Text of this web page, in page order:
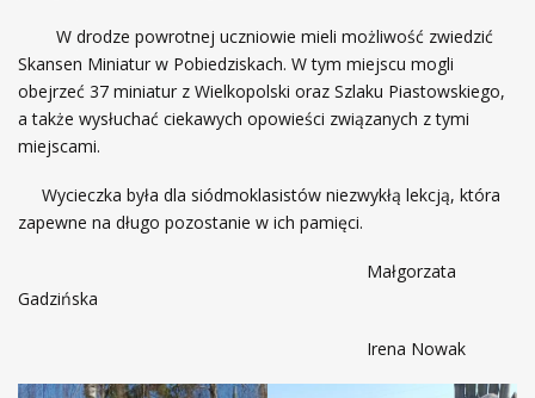
W drodze powrotnej uczniowie mieli możliwość zwiedzić
Skansen Miniatur w Pobiedziskach. W tym miejscu mogli
obejrzeć 37 miniatur z Wielkopolski oraz Szlaku Piastowskiego,
a także wysłuchać ciekawych opowieści związanych z tymi
miejscami.
Wycieczka była dla siódmoklasistów niezwykłą lekcją, która
zapewne na długo pozostanie w ich pamięci.
Małgorzata
Gadzińska
Irena Nowak